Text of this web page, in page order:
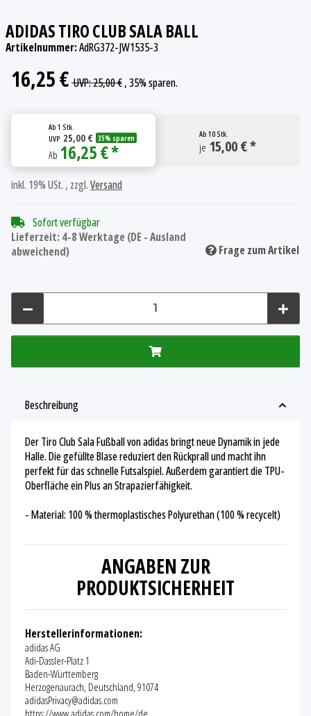
ADIDAS TIRO CLUB SALA BALL
Artikelnummer:AdRG372-JW1535-3
16,25 €UVP:25,00 €, 35%sparen.
Ab 1 Stk.
UVP 25,00 € 35% sparen
Ab16,25 € *
Ab 10 Stk.
je 15,00 € *
inkl. 19% USt. , zzgl.Versand
Sofort verfügbar
Lieferzeit: 4-8 Werktage (DE - Ausland
abweichend)
Frage zum Artikel
Beschreibung
Der Tiro Club Sala Fußball von adidas bringt neue Dynamik in jede
Halle. Die gefüllte Blase reduziert den Rückprall und macht ihn
perfekt für das schnelle Futsalspiel. Außerdem garantiert die TPU-
Oberfläche ein Plus an Strapazierfähigkeit.
- Material: 100 % thermoplastisches Polyurethan (100 % recycelt)
ANGABEN ZUR
PRODUKTSICHERHEIT
Herstellerinformationen:
adidas AG
Adi-Dassler-Platz 1
Baden-Württemberg
Herzogenaurach, Deutschland, 91074
adidasPrivacy@adidas.com
https://www.adidas.com/home/de